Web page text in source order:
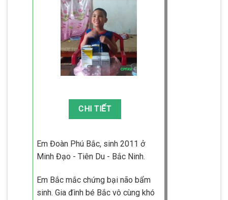
Em Đoàn Phú Bắc, sinh 2011 ở
Minh Đạo - Tiên Du - Bắc Ninh.
Em Bắc mắc chứng bại não bẩm
sinh. Gia đình bé Bắc vô cùng khó